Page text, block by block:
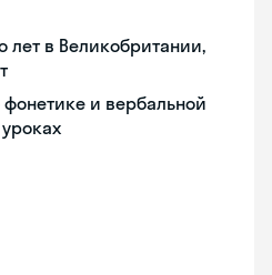
лет в Великобритании,
и вербальной